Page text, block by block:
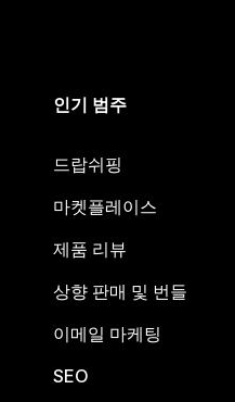
인기 범주
드랍쉬핑
마켓플레이스
제품 리뷰
상향 판매 및 번들
이메일 마케팅
SEO